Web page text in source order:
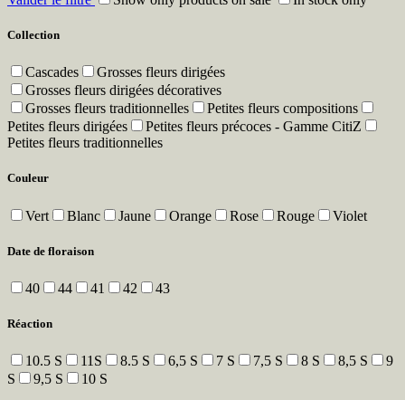
Collection
Cascades
Grosses fleurs dirigées
Grosses fleurs dirigées décoratives
Grosses fleurs traditionnelles
Petites fleurs compositions
Petites fleurs dirigées
Petites fleurs précoces - Gamme CitiZ
Petites fleurs traditionnelles
Couleur
Vert Blanc Jaune Orange Rose Rouge Violet
Date de floraison
40 44 41 42 43
Réaction
10.5 S 11S 8.5 S 6,5 S 7 S 7,5 S 8 S 8,5 S
9
S
9,5 S 10 S